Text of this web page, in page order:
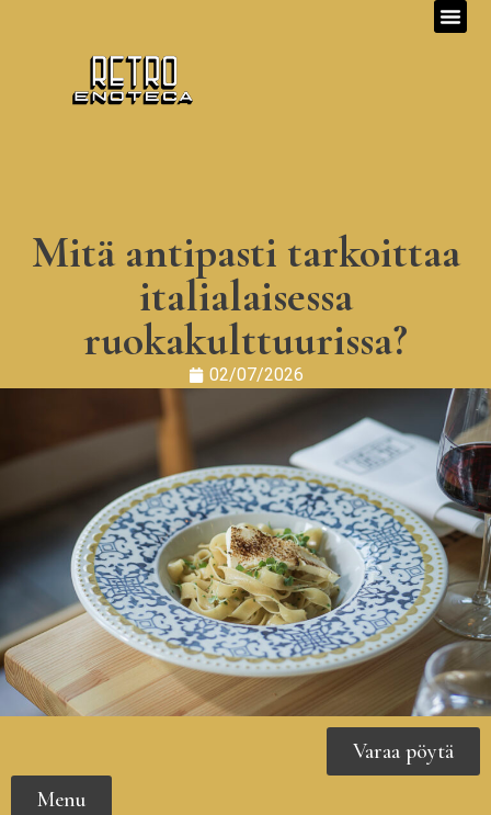
Mitä antipasti tarkoittaa
italialaisessa
ruokakulttuurissa?
02/07/2026
Varaa pöytä
Menu